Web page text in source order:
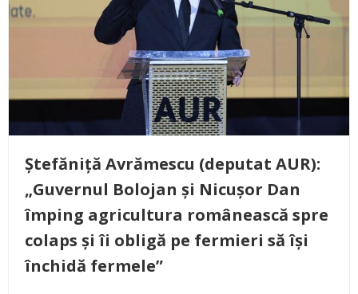
Ștefăniță Avrămescu (deputat AUR):
„Guvernul Bolojan și Nicușor Dan
împing agricultura românească spre
colaps și îi obligă pe fermieri să își
închidă fermele”